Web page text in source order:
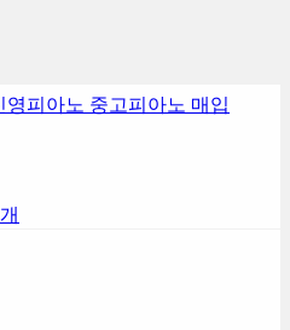
영피아노 중고피아노 매입